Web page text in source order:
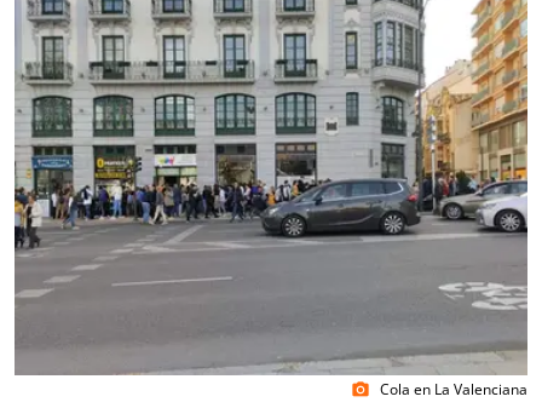
photo_camera Cola en La Valenciana